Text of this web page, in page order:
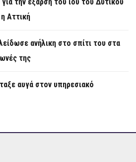
Αττική
ανήλικη στο σπίτι του στα
της
αυγά στον υπηρεσιακό